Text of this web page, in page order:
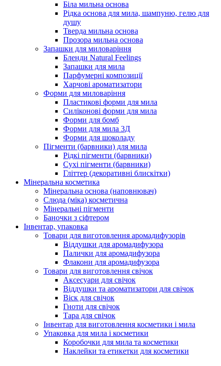
Біла мильна основа
Рідка основа для мила, шампуню, гелю для
душу
Тверда мильна основа
Прозора мильна основа
Запашки для миловаріння
Бленди Natural Feelings
Запашки для мила
Парфумерні композиції
Харчові ароматизатори
Форми для миловаріння
Пластикові форми для мила
Силіконові форми для мила
Форми для бомб
Форми для мила 3Д
Форми для шоколаду
Пігменти (барвники) для мила
Рідкі пігменти (барвники)
Сухі пігменти (барвники)
Гліттер (декоративні блискітки)
Мінеральна косметика
Мінеральна основа (наповнювач)
Слюда (міка) косметична
Мінеральні пігменти
Баночки з сіфтером
Інвентар, упаковка
Товари для виготовлення аромадифузорів
Віддушки для аромадифузора
Палички для аромадифузора
Флакони для аромадифузора
Товари для виготовлення свічок
Аксесуари для свічок
Віддушки та ароматизатори для свічок
Віск для свічок
Гноти для свічок
Тара для свічок
Інвентар для виготовлення косметики і мила
Упаковка для мила і косметики
Коробочки для мила та косметики
Наклейки та етикетки для косметики